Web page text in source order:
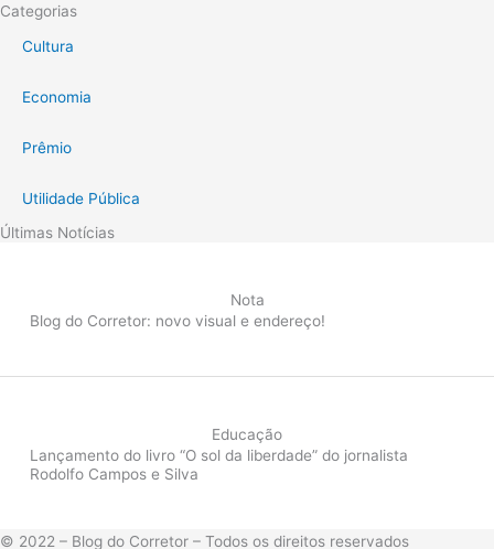
Categorias
Cultura
Economia
Prêmio
Utilidade Pública
Últimas Notícias
Nota
Blog do Corretor: novo visual e endereço!
Educação
Lançamento do livro “O sol da liberdade” do jornalista
Rodolfo Campos e Silva
© 2022 – Blog do Corretor – Todos os direitos reservados